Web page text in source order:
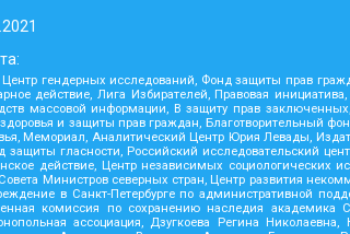
гендерных исследований, Фонд защиты прав
Лига Избирателей, Правовая
массовой информации, В защиту прав
и защиты прав граждан, Благотворительный
Мемориал, Аналитический Центр Юрия Левады,
гласности, Российский исследовательский
действие, Центр независимых
Министров северных стран, Центр развития
в Санкт-Петербурге по административной
комиссия по сохранению наследия академика
ассоциация, Дзугкоева Регина